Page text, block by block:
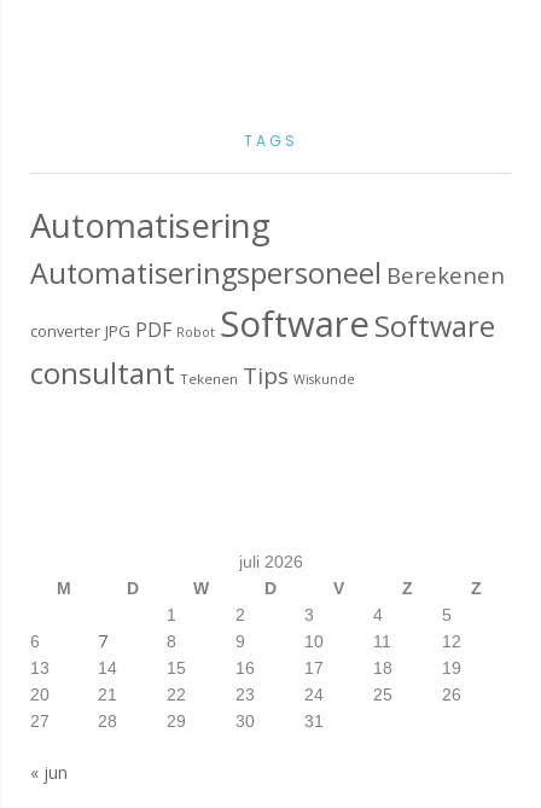
TAGS
Automatisering
Automatiseringspersoneel Berekenen
converter JPG PDF Robot SoftwareSoftware
consultant Tekenen Tips Wiskunde
juli 2026
M
D W D V Z
Z
1
2 3 4
5
6
7 8 9 10 11
12
13
14 15 16 17 18
19
20
21 22 23 24 25
26
27
28 29 30 31
« jun